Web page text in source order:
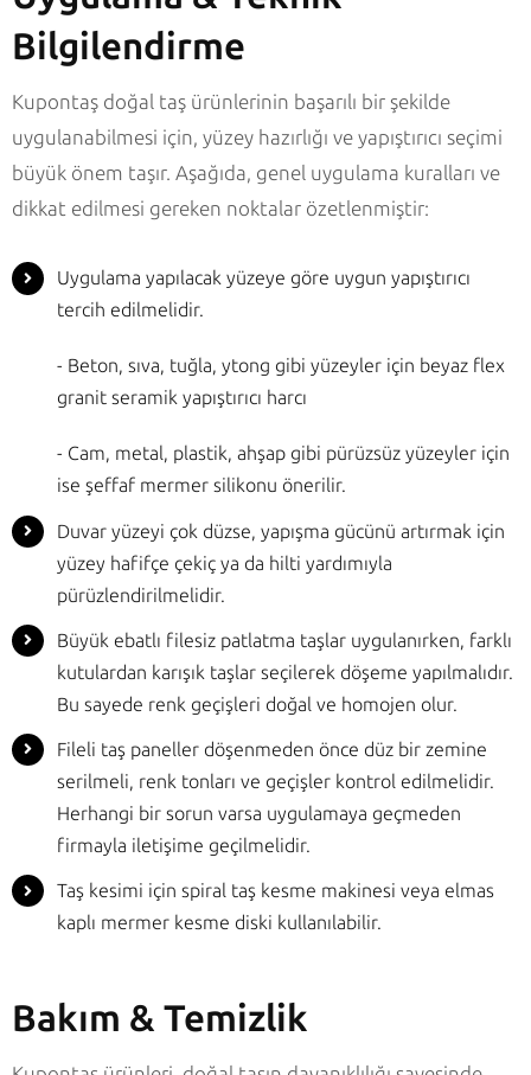
Bilgilendirme
Kupontaş doğal taş ürünlerinin başarılı bir şekilde
uygulanabilmesi için, yüzey hazırlığı ve yapıştırıcı seçimi
büyük önem taşır. Aşağıda, genel uygulama kuralları ve
dikkat edilmesi gereken noktalar özetlenmiştir:
Uygulama yapılacak yüzeye göre uygun yapıştırıcı
tercih edilmelidir.
- Beton, sıva, tuğla, ytong gibi yüzeyler için beyaz flex
granit seramik yapıştırıcı harcı
- Cam, metal, plastik, ahşap gibi pürüzsüz yüzeyler için
ise şeffaf mermer silikonu önerilir.
Duvar yüzeyi çok düzse, yapışma gücünü artırmak için
yüzey hafifçe çekiç ya da hilti yardımıyla
pürüzlendirilmelidir.
Büyük ebatlı filesiz patlatma taşlar uygulanırken, farklı
kutulardan karışık taşlar seçilerek döşeme yapılmalıdır.
Bu sayede renk geçişleri doğal ve homojen olur.
Fileli taş paneller döşenmeden önce düz bir zemine
serilmeli, renk tonları ve geçişler kontrol edilmelidir.
Herhangi bir sorun varsa uygulamaya geçmeden
firmayla iletişime geçilmelidir.
Taş kesimi için spiral taş kesme makinesi veya elmas
kaplı mermer kesme diski kullanılabilir.
Bakım & Temizlik